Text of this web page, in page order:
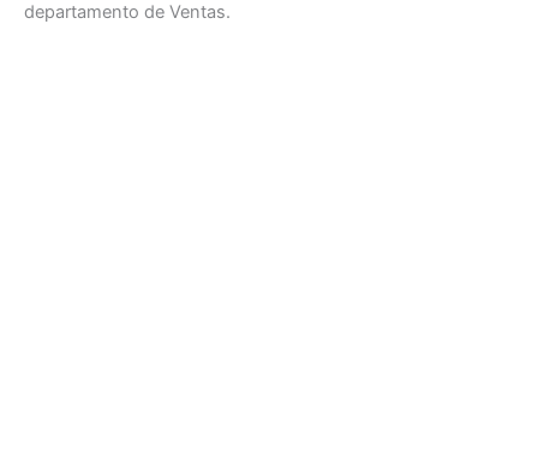
departamento de Ventas.